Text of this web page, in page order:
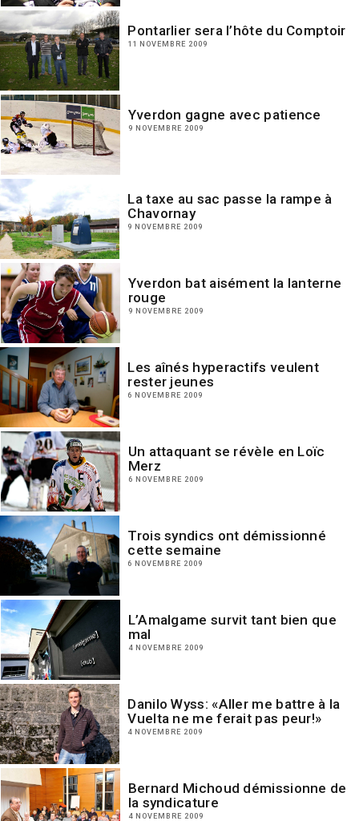
Pontarlier sera l’hôte du Comptoir
11 NOVEMBRE 2009
Yverdon gagne avec patience
9 NOVEMBRE 2009
La taxe au sac passe la rampe à
Chavornay
9 NOVEMBRE 2009
Yverdon bat aisément la lanterne
rouge
9 NOVEMBRE 2009
Les aînés hyperactifs veulent
rester jeunes
6 NOVEMBRE 2009
Un attaquant se révèle en Loïc
Merz
6 NOVEMBRE 2009
Trois syndics ont démissionné
cette semaine
6 NOVEMBRE 2009
L’Amalgame survit tant bien que
mal
4 NOVEMBRE 2009
Danilo Wyss: «Aller me battre à la
Vuelta ne me ferait pas peur!»
4 NOVEMBRE 2009
Bernard Michoud démissionne de
la syndicature
4 NOVEMBRE 2009